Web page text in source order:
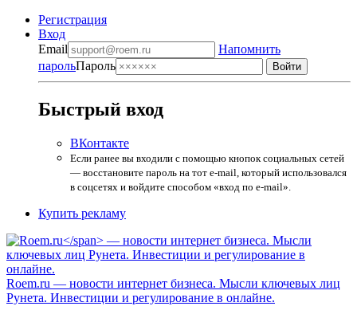
Регистрация
Вход
Email
Напомнить
парольПароль
Быстрый вход
ВКонтакте
Если ранее вы входили с помощью кнопок социальных сетей
— восстановите пароль на тот e-mail, который использовался
в соцсетях и войдите способом «вход по e-mail».
Купить рекламу
Roem.ru — новости интернет бизнеса. Мысли ключевых лиц
Рунета. Инвестиции и регулирование в онлайне.